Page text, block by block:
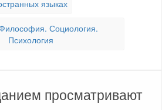
языках
Социология.
Психология
просматривают